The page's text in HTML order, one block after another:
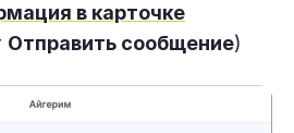
в карточке
Отправить сообщение)